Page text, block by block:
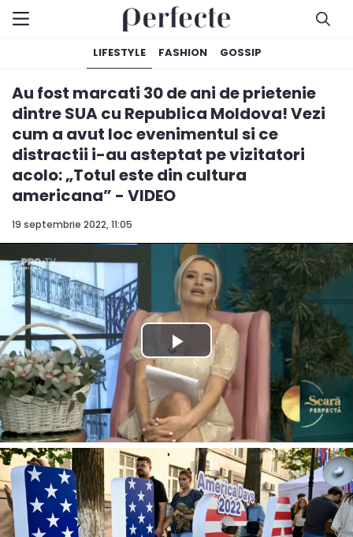
LIFESTYLE FASHION GOSSIP
19 septembrie 2022, 11:05
Au fost marcati 30 de ani de prietenie
dintre SUA cu Republica Moldova! Vezi
cum a avut loc evenimentul si ce
distractii i-au asteptat pe vizitatori
acolo: „Totul este din cultura
americana” - VIDEO